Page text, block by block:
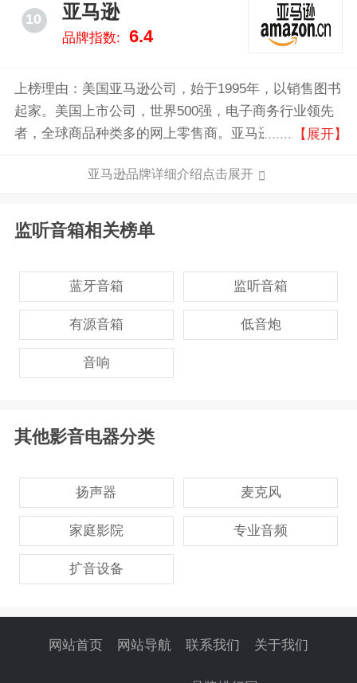
10 亚马逊
品牌指数: 6.4
上榜理由：美国亚马逊公司，始于1995年，以销售图书
起家。美国上市公司，世界500强，电子商务行业领先
者，全球商品种类多的网上零售商。亚马逊以其强大的
誉的智能音箱,智能音箱品类的开创者。
【展开】
亚马逊品牌详细介绍点击展开
监听音箱相关榜单
蓝牙音箱 监听音箱
有源音箱 低音炮
音响
其他影音电器分类
扬声器 麦克风
家庭影院 专业音频
扩音设备
网站首页 网站导航 联系我们 关于我们